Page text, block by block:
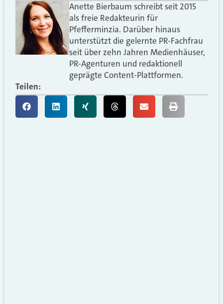
Anette Bierbaum schreibt seit 2015
als freie Redakteurin für
Pfefferminzia. Darüber hinaus
unterstützt die gelernte PR-Fachfrau
seit über zehn Jahren Medienhäuser,
PR-Agenturen und redaktionell
geprägte Content-Plattformen.
Teilen: